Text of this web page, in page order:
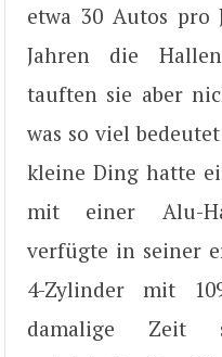
etwa 30 Autos pro
Jahren die
tauften sie aber
was so viel
kleine Ding hatte
mit einer Alu-
verfügte in seiner
4-Zylinder mit
damalige Zeit